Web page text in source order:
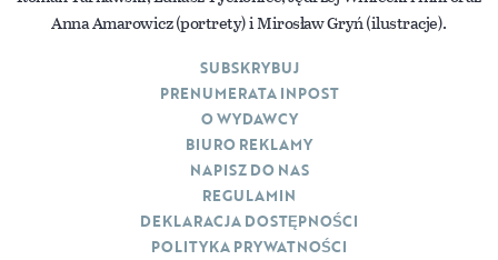
Anna Amarowicz (portrety) i Mirosław Gryń (ilustracje).
SUBSKRYBUJ
PRENUMERATA INPOST
O WYDAWCY
BIURO REKLAMY
NAPISZ DO NAS
REGULAMIN
DEKLARACJA DOSTĘPNOŚCI
POLITYKA PRYWATNOŚCI